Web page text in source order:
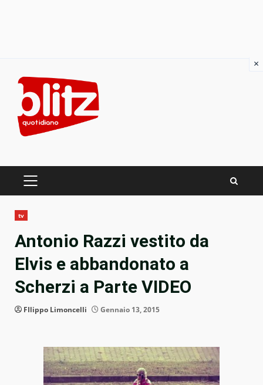
content
PRIMARY
tv
Antonio Razzi vestito da
Elvis e abbandonato a
Scherzi a Parte VIDEO
FIlippo Limoncelli Gennaio 13, 2015
×